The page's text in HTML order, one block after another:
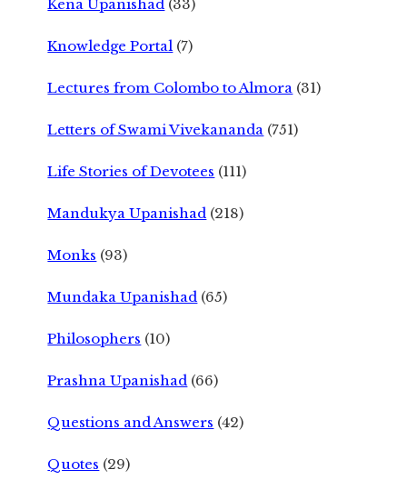
Kena Upanishad (33)
Knowledge Portal (7)
Lectures from Colombo to Almora (31)
Letters of Swami Vivekananda (751)
Life Stories of Devotees (111)
Mandukya Upanishad (218)
Monks (93)
Mundaka Upanishad (65)
Philosophers (10)
Prashna Upanishad (66)
Questions and Answers (42)
Quotes (29)